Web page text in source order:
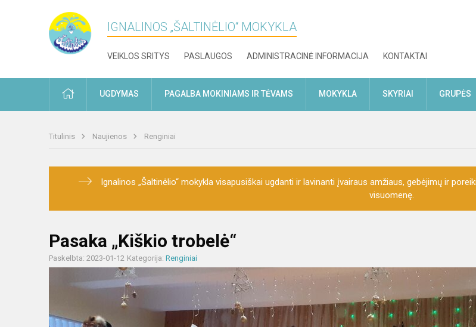
IGNALINOS „ŠALTINĖLIO“ MOKYKLA
VEIKLOS SRITYS PASLAUGOS ADMINISTRACINĖ INFORMACIJA KONTAKTAI
PRADŽIAUGDYMAS PAGALBA MOKINIAMS IR TĖVAMS MOKYKLA SKYRIAI GRUPĖS
Titulinis Naujienos Renginiai
Ignalinos „Šaltinėlio“ mokykla visapusiškai ugdanti ir lavinanti įvairaus amžiaus, gebėjimų ir
visuomenę.
Pasaka „Kiškio trobelė“
Paskelbta: 2023-01-12 Kategorija: Renginiai